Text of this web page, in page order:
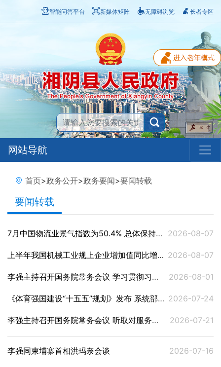
智能问答平台 新媒体矩阵 无障碍浏览 长者专区
网站导航
首页>政务公开>政务要闻>要闻转载
要闻转载
7月中国物流业景气指数为50.4% 总体保持扩张 2026-08-07
上半年我国机械工业规上企业增加值同比增长6.4% 2026-08-07
李强主持召开国务院常务会议 学习贯彻习近平总书记关于上半年经济形势和做好下半年经济工作的重要讲话精神 2026-08-01
《体育强国建设“十五五”规划》发布 系统部署体育高质量发展 2026-07-24
李强主持召开国务院常务会议 听取对服务业扩能提质和“六张网”规划建设督查情况汇报等 2026-07-21
李强同柬埔寨首相洪玛奈会谈 2026-07-16